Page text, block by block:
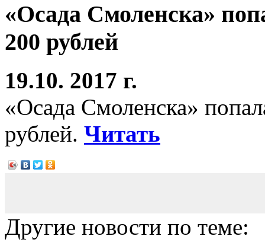
«Осада Смоленска»
200 рублей
19.10. 2017 г.
«Осада Смоленска»
рублей. Читать
Другие новости по теме: